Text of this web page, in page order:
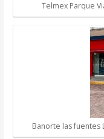
Telmex Parque
Banorte las fuentes